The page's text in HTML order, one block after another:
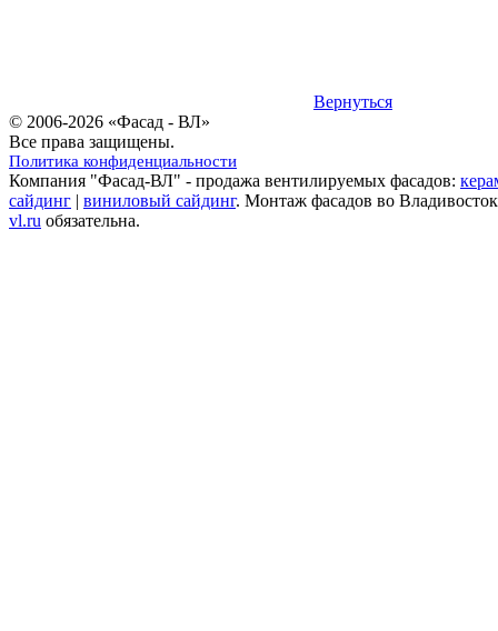
Вернуться
© 2006-2026 «Фасад - ВЛ»
Все права защищены.
Политика конфиденциальности
Компания "Фасад-ВЛ" - продажа вентилируемых фасадов:
сайдинг | виниловый сайдинг. Монтаж фасадов во
vl.ru обязательна.